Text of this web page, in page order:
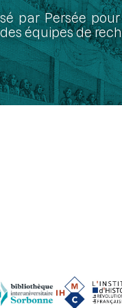
par Persée
équipes de